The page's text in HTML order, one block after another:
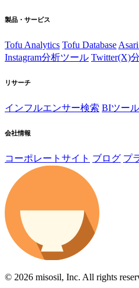
製品・サービス
Tofu Analytics Tofu Database
Instagram分析ツール Twitter(X)
リサーチ
インフルエンサー検索 BIツー
会社情報
コーポレートサイト ブログ プ
© 2026 misosil, Inc. All rights